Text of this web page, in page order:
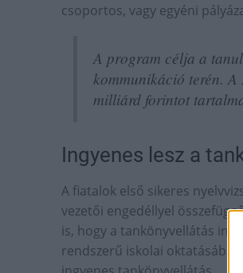
csoportos, vagy egyéni
A program célja a
kommunikáció terén.
milliárd forintot
Ingyenes lesz a
A fiatalok első sikeres
vezetői engedéllyel
is, hogy a tankönyvellátás
rendszerű iskolai